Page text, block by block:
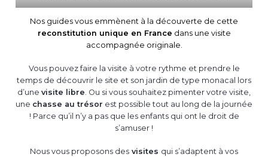
Nos guides vous emmènent à la découverte de cette
reconstitution unique en France dans une visite
accompagnée originale.
Vous pouvez faire la visite à votre rythme et prendre le
temps de découvrir le site et son jardin de type monacal lors
d’une visite libre. Ou si vous souhaitez pimenter votre visite,
une chasse au trésor est possible tout au long de la journée
! Parce qu’il n’y a pas que les enfants qui ont le droit de
s’amuser !
Nous vous proposons des visites qui s’adaptent à vos